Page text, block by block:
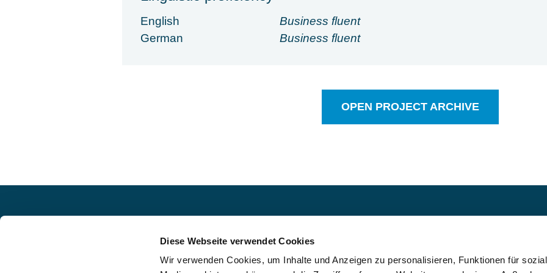
Diese Webseite verwendet Cookies
Wir verwenden Cookies, um Inhalte und Anzeigen zu personalisieren, Funktionen für
English
Business fluent
German
Business fluent
OPEN PROJECT ARCHIVE
interim-x.comis the independent marketplace for
the rapidly growing interim management industry.
We connect interim managers and companies and
Blog